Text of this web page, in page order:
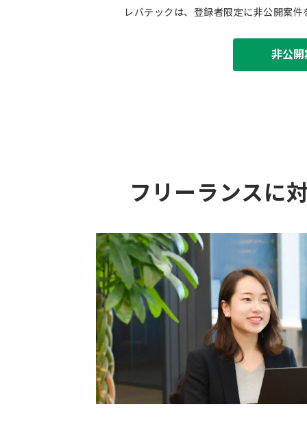
レバテックは、登録者限定に非公開案
非公
フリーランスに